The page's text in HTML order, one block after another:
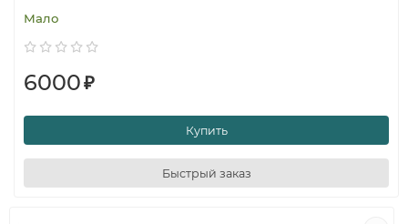
Мало
6000₽
Купить
Быстрый заказ